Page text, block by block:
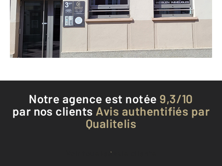
Envoyer un message
Téléphoner à l'agence
Notre agence est notée 9,3/10
par nos clients Avis authentifiés par
Qualitelis
Voir tous les avis clients